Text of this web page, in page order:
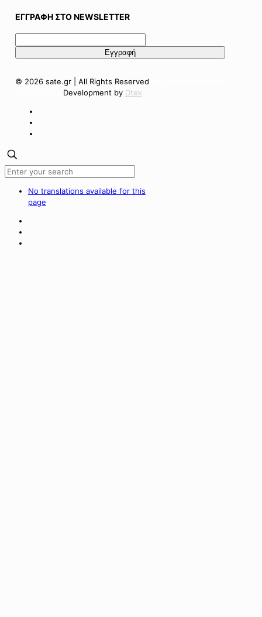
ΕΓΓΡΑΦΗ ΣΤΟ NEWSLETTER
© 2026 sate.gr | All Rights Reserved
Development by Dtek
No translations available for this
page